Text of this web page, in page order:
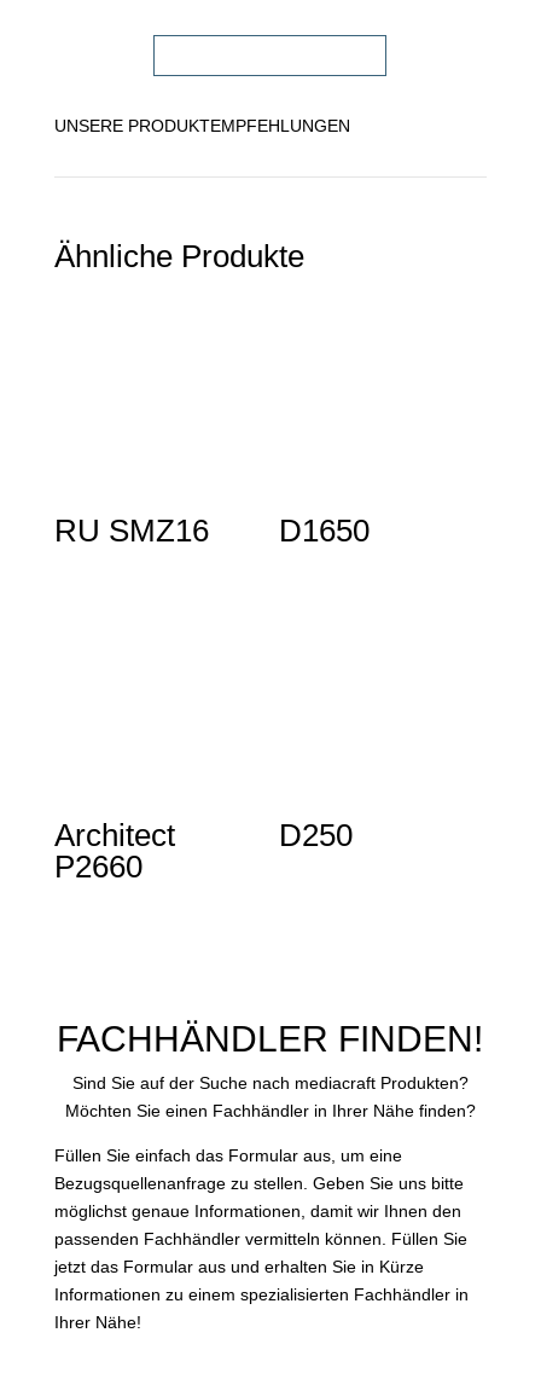
UNSERE PRODUKTEMPFEHLUNGEN
Ähnliche Produkte
RU SMZ16 D1650
Architect
P2660
D250
FACHHÄNDLER FINDEN!
Sind Sie auf der Suche nach mediacraft Produkten?
Möchten Sie einen Fachhändler in Ihrer Nähe finden?
Füllen Sie einfach das Formular aus, um eine
Bezugsquellenanfrage zu stellen. Geben Sie uns bitte
möglichst genaue Informationen, damit wir Ihnen den
passenden Fachhändler vermitteln können. Füllen Sie
jetzt das Formular aus und erhalten Sie in Kürze
Informationen zu einem spezialisierten Fachhändler in
Ihrer Nähe!